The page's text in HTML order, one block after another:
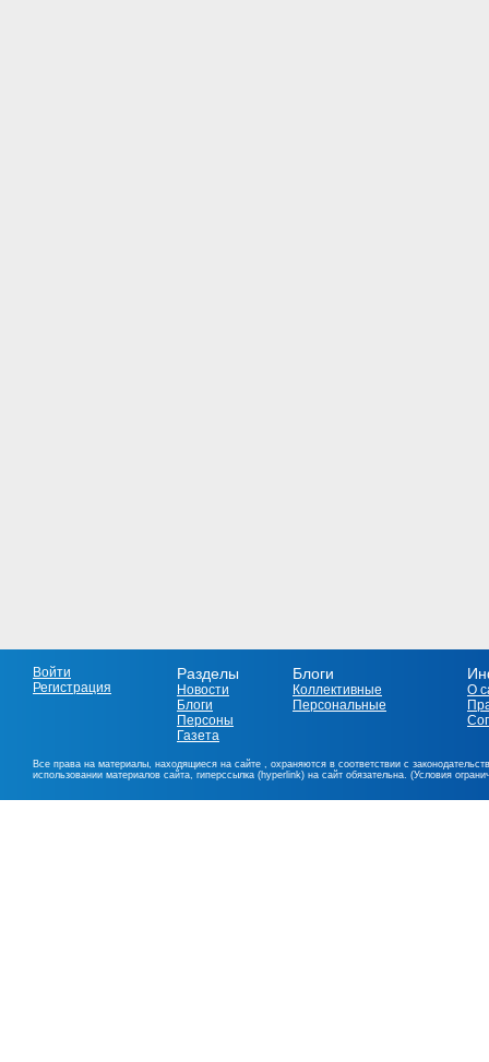
Войти
Регистрация
Разделы
Новости
Блоги
Персоны
Газета
Блоги
Коллективные
Персональные
О
Все права на материалы, находящиеся на сайте , охраняются в соответствии с
использовании материалов сайта, гиперссылка (hyperlink) на сайт обязательна. (Условия